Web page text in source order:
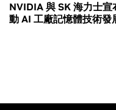
NVIDIA 與 SK 海力士
動 AI 工廠記憶體技術發